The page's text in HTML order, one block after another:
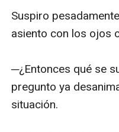
Suspiro
asiento con los ojos
─¿Entonces qué se
pregunto ya
situación.